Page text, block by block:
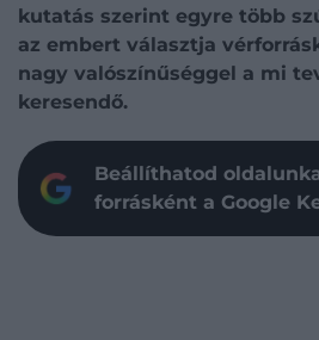
kutatás szerint egyre több
az embert választja
nagy valószínűséggel a mi
keresendő.
Beállíthatod
forrásként a Google